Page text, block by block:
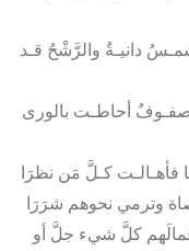
دانيـةٌ والرَّشْحُ قـد
صفـوفٌ أحاطـت بالورى
فأهـالـت كـلَّ مَن نظرَا
وترمي نحوهم شرَرَا
كلَّ شيء جلَّ أو